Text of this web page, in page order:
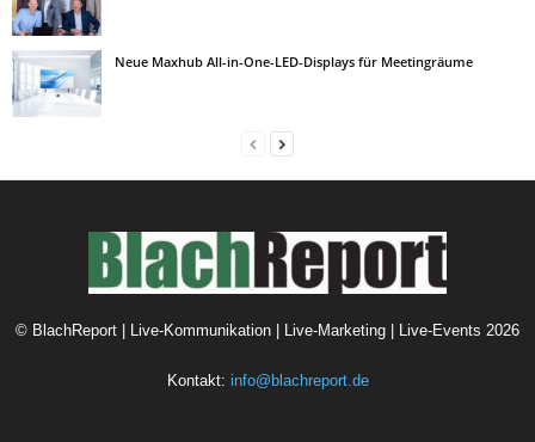
Neue Maxhub All-in-One-LED-Displays für Meetingräume
© BlachReport | Live-Kommunikation | Live-Marketing | Live-Events 2026
Kontakt: info@blachreport.de